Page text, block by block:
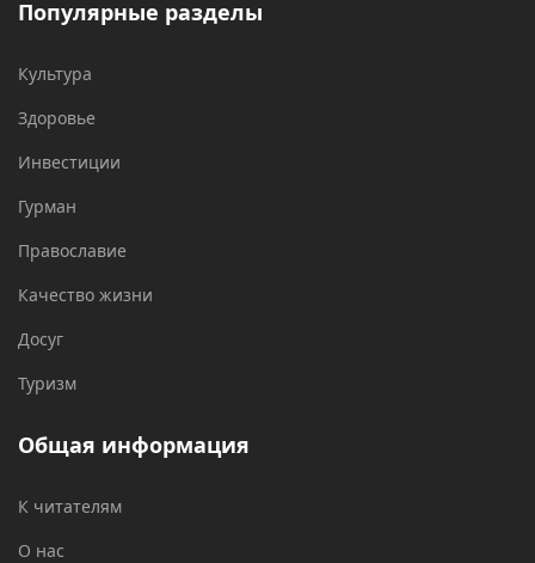
Популярные разделы
Культура
Здоровье
Инвестиции
Гурман
Православие
Качество жизни
Досуг
Туризм
Общая информация
К читателям
О нас